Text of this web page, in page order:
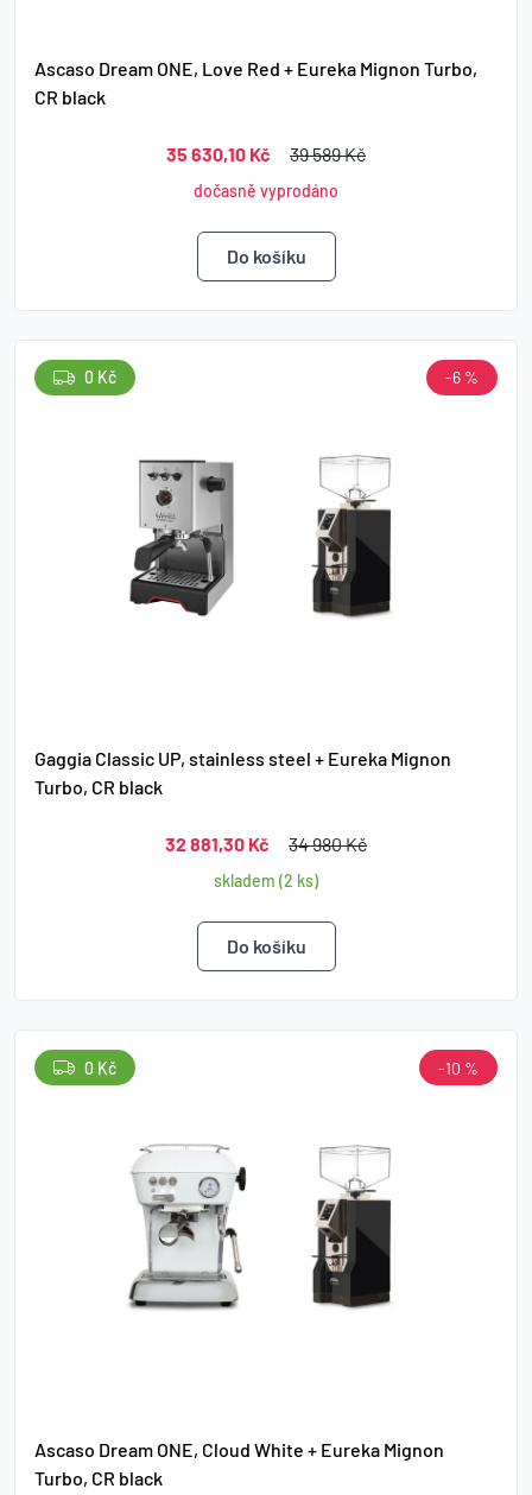
Ascaso Dream ONE, Love Red + Eureka Mignon Turbo,
CR black
35 630,10 Kč 39 589 Kč
dočasně vyprodáno
Gaggia Classic UP, stainless steel + Eureka Mignon
Turbo, CR black
32 881,30 Kč 34 980 Kč
skladem (2 ks)
0 Kč -6 %
Ascaso Dream ONE, Cloud White + Eureka Mignon
Turbo, CR black
0 Kč -10 %